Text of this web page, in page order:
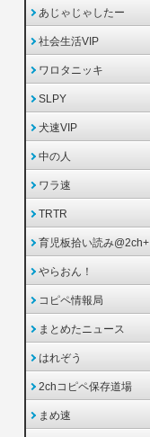
あじゃじゃしたー
社会生活VIP
ワロタニッキ
SLPY
犬速VIP
中の人
ワラ速
TRTR
育児板拾い読み@2ch+
やらおん！
コピペ情報局
まとめたニュース
はれぞう
2chコピペ保存道場
まめ速